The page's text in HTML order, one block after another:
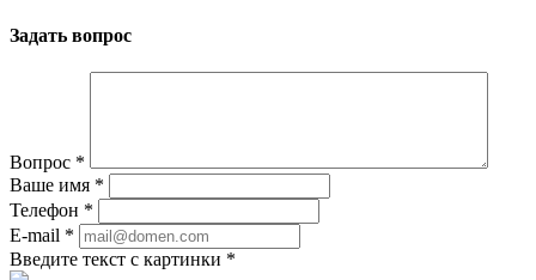
Задать вопрос
Вопрос *
Ваше имя *
Телефон *
E-mail *
Введите текст с картинки *